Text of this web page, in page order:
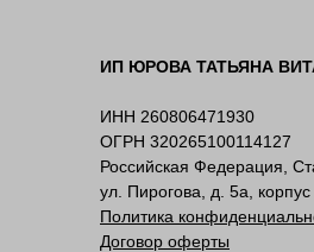
ИП ЮРОВА ТАТЬЯНА
ИНН 260806471930
ОГРН 320265100114127
Российская Федерация,
ул. Пирогова, д. 5а,
Политика
Договор оферты